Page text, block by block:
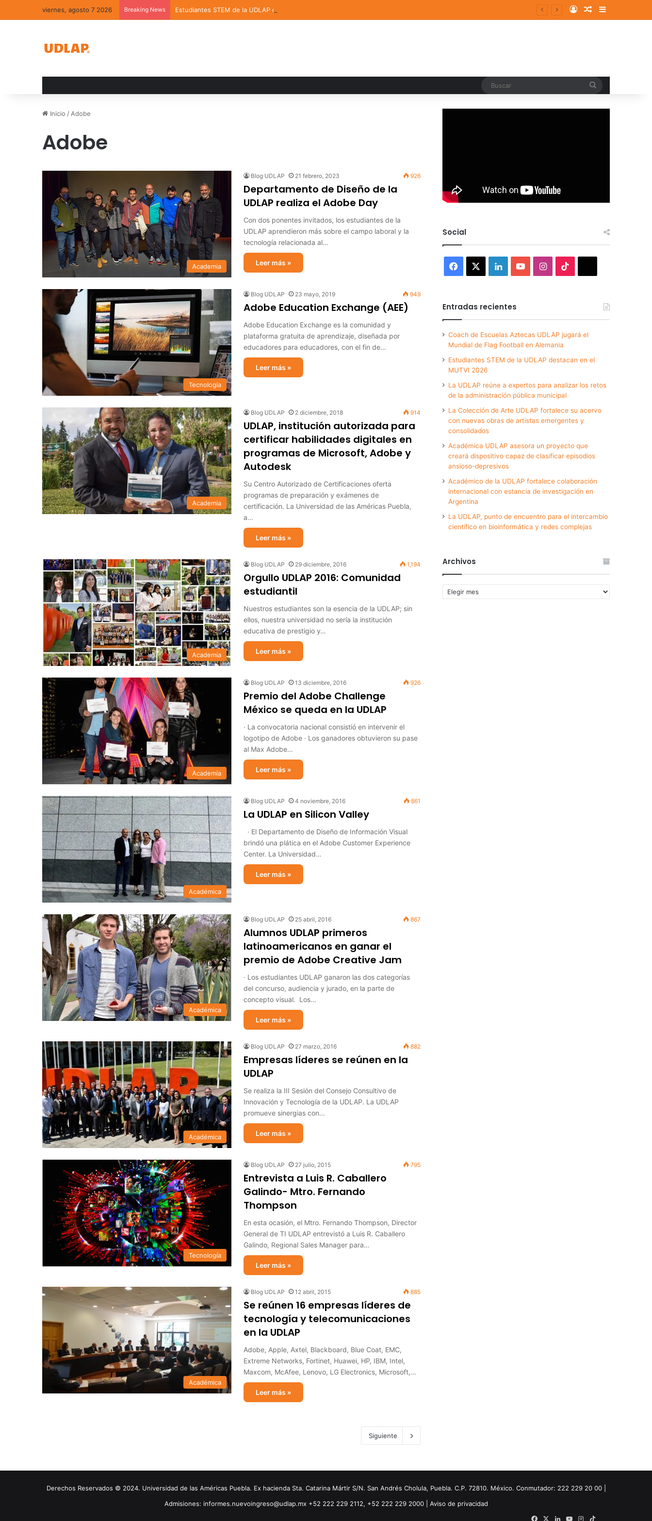
viernes, agosto 7 2026 Breaking News Estudiantes STEM de la UDLAP destacan en el MUTVI 2026 Log InRandom Article
Sidebar
Inicio / Adobe
Adobe
Academia
Blog UDLAP 21 febrero, 2023 926
Departamento de Diseño de la
UDLAP realiza el Adobe Day
Con dos ponentes invitados, los estudiantes de la
UDLAP aprendieron más sobre el campo laboral y la
tecnología relacionada al…
Leer más »
Tecnología
Blog UDLAP 23 mayo, 2019 949
Adobe Education Exchange (AEE)
Adobe Education Exchange es la comunidad y
plataforma gratuita de aprendizaje, diseñada por
educadores para educadores, con el fin de…
Leer más »
Academia
Blog UDLAP 2 diciembre, 2018 914
UDLAP, institución autorizada para
certificar habilidades digitales en
programas de Microsoft, Adobe y
Autodesk
Su Centro Autorizado de Certificaciones oferta
programas de preparación y exámenes de
certificación. La Universidad de las Américas Puebla,
a…
Leer más »
Academia
Blog UDLAP 29 diciembre, 2016 1,194
Orgullo UDLAP 2016: Comunidad
estudiantil
Nuestros estudiantes son la esencia de la UDLAP; sin
ellos, nuestra universidad no sería la institución
educativa de prestigio y…
Leer más »
Academia
Blog UDLAP 13 diciembre, 2016 926
Premio del Adobe Challenge
México se queda en la UDLAP
· La convocatoria nacional consistió en intervenir el
logotipo de Adobe · Los ganadores obtuvieron su pase
al Max Adobe…
Leer más »
Académica
Blog UDLAP 4 noviembre, 2016 861
La UDLAP en Silicon Valley
· El Departamento de Diseño de Información Visual
brindó una plática en el Adobe Customer Experience
Center. La Universidad…
Leer más »
Académica
Blog UDLAP 25 abril, 2016 867
Alumnos UDLAP primeros
latinoamericanos en ganar el
premio de Adobe Creative Jam
· Los estudiantes UDLAP ganaron las dos categorías
del concurso, audiencia y jurado, en la parte de
concepto visual. Los…
Leer más »
Académica
Blog UDLAP 27 marzo, 2016 882
Empresas líderes se reúnen en la
UDLAP
Se realiza la III Sesión del Consejo Consultivo de
Innovación y Tecnología de la UDLAP. La UDLAP
promueve sinergias con…
Leer más »
Tecnología
Blog UDLAP 27 julio, 2015 795
Entrevista a Luis R. Caballero
Galindo- Mtro. Fernando
Thompson
En esta ocasión, el Mtro. Fernando Thompson, Director
General de ‪‎TI‬‪ UDLAP‬ entrevistó a Luis R. Caballero
Galindo, Regional Sales Manager para…
Leer más »
Académica
Blog UDLAP 12 abril, 2015 885
Se reúnen 16 empresas líderes de
tecnología y telecomunicaciones
en la UDLAP
Adobe, Apple, Axtel, Blackboard, Blue Coat, EMC,
Extreme Networks, Fortinet, Huawei, HP, IBM, Intel,
Maxcom, McAfee, Lenovo, LG Electronics, Microsoft,…
Leer más »
Siguiente
Social
Facebook LinkedInYouTubeInstagram
Entradas recientes
Coach de Escuelas Aztecas UDLAP jugará el
Mundial de Flag Football en Alemania
Estudiantes STEM de la UDLAP destacan en el
MUTVI 2026
La UDLAP reúne a expertos para analizar los retos
de la administración pública municipal
La Colección de Arte UDLAP fortalece su acervo
con nuevas obras de artistas emergentes y
consolidados
Académica UDLAP asesora un proyecto que
creará dispositivo capaz de clasificar episodios
ansioso-depresivos
Académico de la UDLAP fortalece colaboración
internacional con estancia de investigación en
Argentina
La UDLAP, punto de encuentro para el intercambio
científico en bioinformática y redes complejas
Archivos
Archivos
Derechos Reservados © 2024. Universidad de las Américas Puebla. Ex hacienda Sta. Catarina Mártir S/N. San Andrés Cholula, Puebla. C.P. 72810. México. Conmutador: 222 229 20 00 |
Admisiones: informes.nuevoingreso@udlap.mx +52 222 229 2112, +52 222 229 2000 | Aviso de privacidad
Facebook
X LinkedInYouTubeInstagram
TikTok